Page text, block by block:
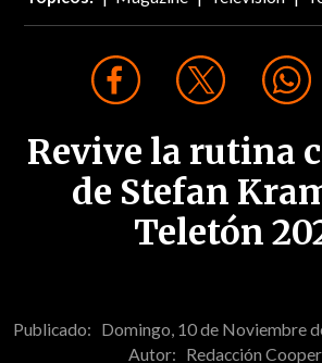
Revive la rutina
de Stefan
Teletón
Publicado: Domingo, 10 de Noviembre
Autor: Redacción